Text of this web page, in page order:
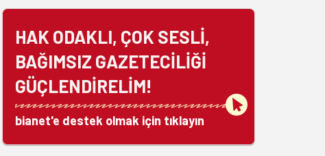
HAK ODAKLI, ÇOK SESLİ,
BAĞIMSIZ GAZETECİLİĞİ
GÜÇLENDİRELİM!
bianet'e destek olmak için tıklayın